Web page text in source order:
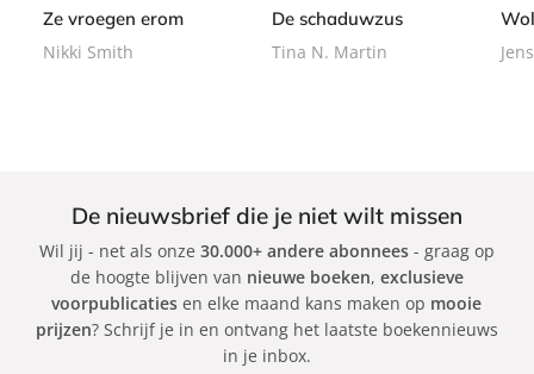
Ze vroegen erom
Nikki Smith
De schaduwzus
Tina N. Martin
De nieuwsbrief die je niet wilt missen
Wil jij - net als onze 30.000+ andere abonnees- graag op
de hoogte blijven van nieuwe boeken, exclusieve
voorpublicaties en elke maand kans maken op mooie
prijzen? Schrijf je in en ontvang het laatste boekennieuws
in je inbox.